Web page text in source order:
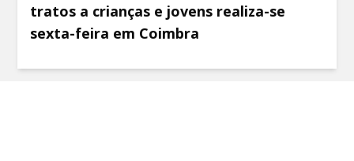
tratos a crianças e jovens realiza-se
sexta-feira em Coimbra